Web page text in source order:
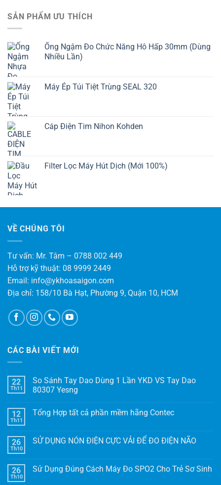
SẢN PHẨM ƯU THÍCH
Ống Ngậm Đo Chức Năng Hô Hấp 30mm (Dùng
Nhiều Lần)
Máy Ép Túi Tiệt Trùng SEAL 320
Cáp Điện Tim Nihon Kohden
Filter Lọc Máy Hút Dịch (Mới 100%)
VỀ CHÚNG TÔI
Tư vấn: Mr. Tâm – 0788 002 449
Hỗ trợ kỹ thuật: 08 9999 2449
Email: info@ykhoasaigon.com
Địa chỉ: 158/10 Bà Hạt, Phường 9, Quận 10, HCM
CÁC BÀI VIẾT MỚI
22
Th11
So Sánh Tay Dao Dùng 1 Lần YKD VS Tay Dao
80307 Yesng
12
Th11
Tổng Hợp tất cả phần mềm hãng Contec
26
Th10
SỬ DỤNG NÓN ĐIỆN CỰC VẢI ĐỂ ĐO ĐIỆN NÃO
26
Th10
Sử Dụng Đúng Cách Máy Đo SPO2 Cho Trẻ Sơ Sinh